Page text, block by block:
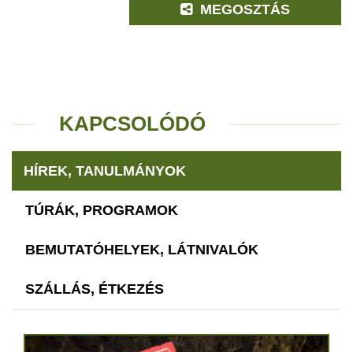
MEGOSZTÁS
KAPCSOLÓDÓ
HÍREK, TANULMÁNYOK
TÚRÁK, PROGRAMOK
BEMUTATÓHELYEK, LÁTNIVALÓK
SZÁLLÁS, ÉTKEZÉS